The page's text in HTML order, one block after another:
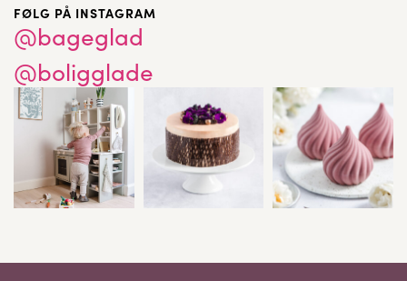
FØLG PÅ INSTAGRAM
@bageglad
@boligglade